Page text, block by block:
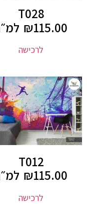
T028
₪115.00
לרכישה
T012
₪115.00
לרכישה